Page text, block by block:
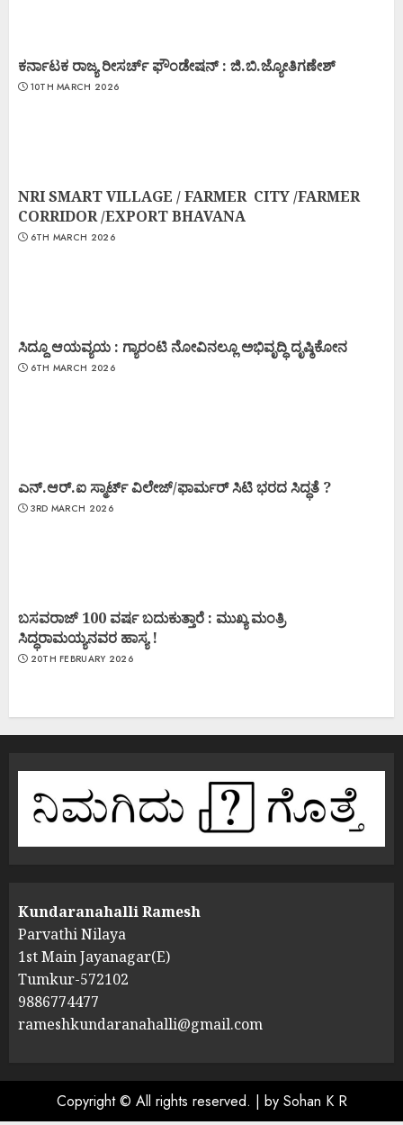
ಕರ್ನಾಟಕ ರಾಜ್ಯ ರೀಸರ್ಚ್ ಫೌಂಡೇಷನ್ : ಜಿ.ಬಿ.ಜ್ಯೋತಿಗಣೇಶ್
10TH MARCH 2026
NRI SMART VILLAGE / FARMER CITY /FARMER
CORRIDOR /EXPORT BHAVANA
6TH MARCH 2026
ಸಿದ್ದೂ ಆಯವ್ಯಯ : ಗ್ಯಾರಂಟಿ ನೋವಿನಲ್ಲೂ ಅಭಿವೃದ್ಧಿ ದೃಷ್ಠಿಕೋನ
6TH MARCH 2026
ಎನ್.ಆರ್.ಐ ಸ್ಮಾರ್ಟ್ ವಿಲೇಜ್/ಫಾರ್ಮರ್ ಸಿಟಿ ಭರದ ಸಿದ್ಧತೆ ?
3RD MARCH 2026
ಬಸವರಾಜ್ 100 ವರ್ಷ ಬದುಕುತ್ತಾರೆ : ಮುಖ್ಯ ಮಂತ್ರಿ
ಸಿದ್ಧರಾಮಯ್ಯನವರ ಹಾಸ್ಯ !
20TH FEBRUARY 2026
Kundaranahalli Ramesh
Parvathi Nilaya
1st Main Jayanagar(E)
Tumkur-572102
9886774477
rameshkundaranahalli@gmail.com
Copyright © All rights reserved. | by Sohan K R